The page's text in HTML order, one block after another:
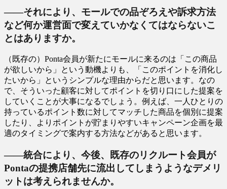
――それにより、モールでの品ぞろえや訴求方法
など何か運営面で変えていかなくてはならないこ
とはありますか。
（既存の）Ponta会員が新たにモールに来るのは「この商品
が欲しいから」という動機よりも、「このポイントを消化し
たいから」というシンプルな理由からだと思います。なの
で、そういった顧客に対してポイントを切り口にした提案を
していくことが大事になるでしょう。例えば、一人ひとりの
持っているポイント数に対してマッチした商品を個別に提案
したり、よりポイントが貯まりやすいキャンペーン企画を最
適のタイミングで案内する方法などがあると思います。
――統合により、今後、既存のリクルート会員が
Pontaの提携店舗先に流出してしまうようなデメリ
ットは考えられませんか。